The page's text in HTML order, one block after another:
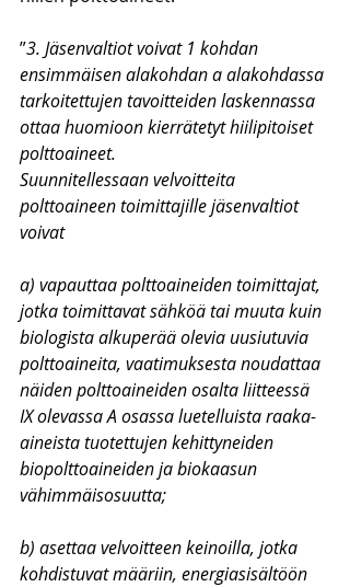
”3. Jäsenvaltiot voivat 1 kohdan
ensimmäisen alakohdan a alakohdassa
tarkoitettujen tavoitteiden laskennassa
ottaa huomioon kierrätetyt hiilipitoiset
polttoaineet.
Suunnitellessaan velvoitteita
polttoaineen toimittajille jäsenvaltiot
voivat
a) vapauttaa polttoaineiden toimittajat,
jotka toimittavat sähköä tai muuta kuin
biologista alkuperää olevia uusiutuvia
polttoaineita, vaatimuksesta noudattaa
näiden polttoaineiden osalta liitteessä
IX olevassa A osassa luetelluista raaka-
aineista tuotettujen kehittyneiden
biopolttoaineiden ja biokaasun
vähimmäisosuutta;
b) asettaa velvoitteen keinoilla, jotka
kohdistuvat määriin, energiasisältöön